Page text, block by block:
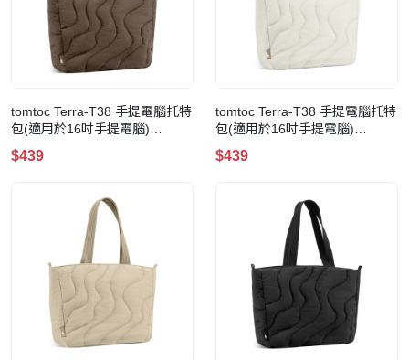
tomtoc Terra-T38 手提電腦托特
包(適用於16吋手提電腦)
(T38M1Y1)(13.5L-Earthshade)
$439
tomtoc Terra-T38 手提電腦托特
包(適用於16吋手提電腦)
(T38M1W1)(13.5L-White)
$439